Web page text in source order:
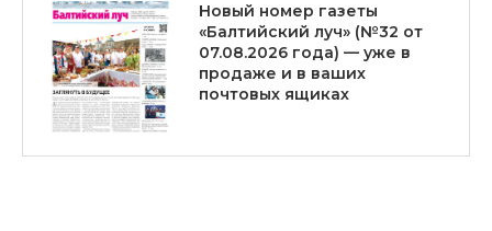
Новый номер газеты
«Балтийский луч» (№32 от
07.08.2026 года) — уже в
продаже и в ваших
почтовых ящиках